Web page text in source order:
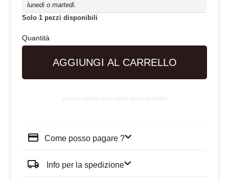
lunedi o martedi.
Solo 1 pezzi disponibili
AGGIUNGI AL CARRELLO
persone stanno osservando questo prodotto
Come posso pagare ?
Info per la spedizione